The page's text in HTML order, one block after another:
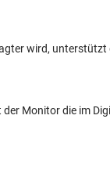
wird, unterstützt
Monitor die im